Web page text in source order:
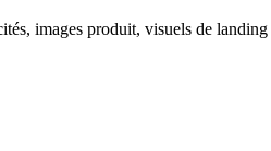
images produit, visuels de